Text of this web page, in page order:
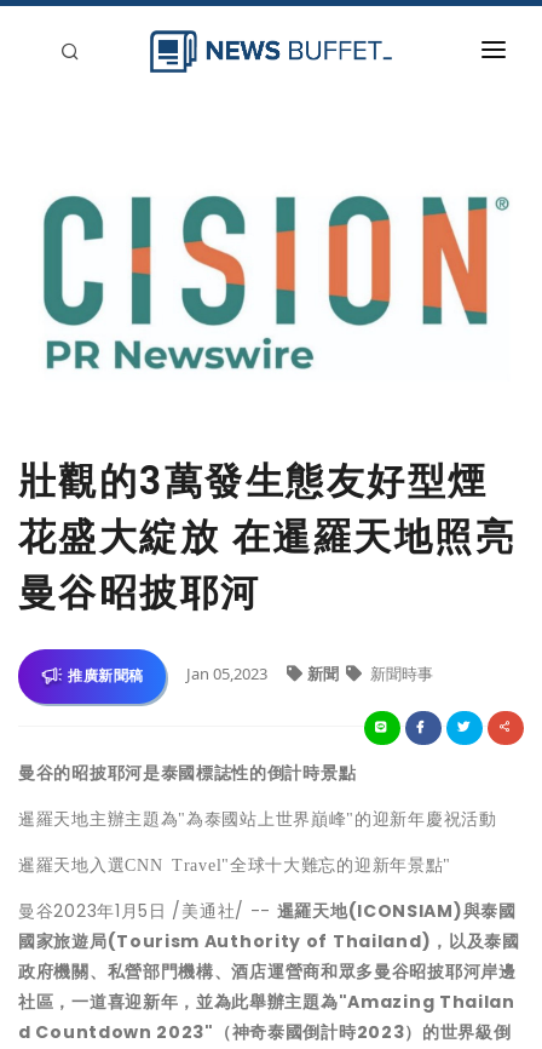
登入
壯觀的3萬發生態友好型煙
花盛大綻放 在暹羅天地照亮
曼谷昭披耶河
推廣新聞稿 Jan 05,2023 新聞 新聞時事
曼谷的昭披耶河是泰國標誌性的倒計時景點
暹羅天地主辦主題為" 為泰國站上世界巔峰"的迎新年慶祝活動
暹羅天地入選CNN Travel"全球十大難忘的迎新年景點"
曼谷2023年1月5日 /美通社/ -- 暹羅天地(ICONSIAM)與泰國
國家旅遊局(Tourism Authority of Thailand)，以及泰國
政府機關、私營部門機構、酒店運營商和眾多曼谷昭披耶河岸邊
社區，一道喜迎新年，並為此舉辦主題為"Amazing Thailan
d Countdown 2023"（神奇泰國倒計時2023）的世界級倒